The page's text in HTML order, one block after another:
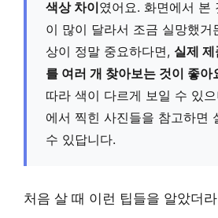
색상 차이였어요. 화면에서 본
이 많이 달라서 조금 실망했거
상이 정말 중요하다면, 실제
를 여러 개 찾아보는 것이 좋아
따라 색이 다르게 보일 수 있
에서 찍힌 사진들을 참고하면
수 있답니다.
처음 살 때 이런 팁들을 알았더